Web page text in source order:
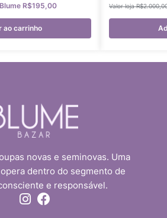
R$195,00
ao carrinho
R$
novas e seminovas. Uma
dentro do segmento de
e responsável.